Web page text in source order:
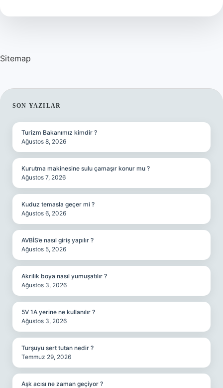
Sitemap
SIDEBAR
SON YAZILAR
Turizm Bakanımız kimdir ?
Ağustos 8, 2026
Kurutma makinesine sulu çamaşır konur mu ?
Ağustos 7, 2026
Kuduz temasla geçer mi ?
Ağustos 6, 2026
AVBİS’e nasıl giriş yapılır ?
Ağustos 5, 2026
Akrilik boya nasıl yumuşatılır ?
Ağustos 3, 2026
5V 1A yerine ne kullanılır ?
Ağustos 3, 2026
Turşuyu sert tutan nedir ?
Temmuz 29, 2026
Aşk acısı ne zaman geçiyor ?